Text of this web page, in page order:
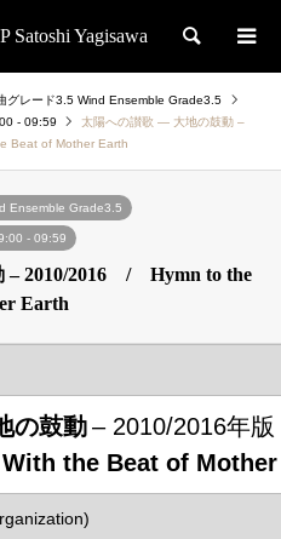
Yagisawa 検索
グレード3.5 Wind Ensemble Grade3.5
- 09:59
太陽への讃歌 ― 大地の鼓動 –
of Mother Earth
Ensemble Grade3.5
- 09:59
– 2010/2016 / Hymn to the
Earth
の鼓動– 2010/2016年版
the Beat of